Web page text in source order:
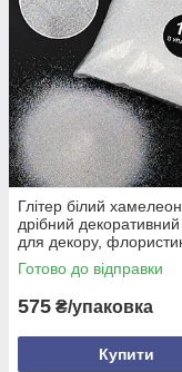
Глітер білий
дрібний
для декору,
творчості
Готово до відправки
575 ₴/упаковка
Купити